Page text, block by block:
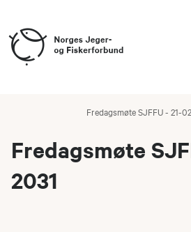
Fredagsmøte SJFFU - 21-
Fredagsmøte
2031